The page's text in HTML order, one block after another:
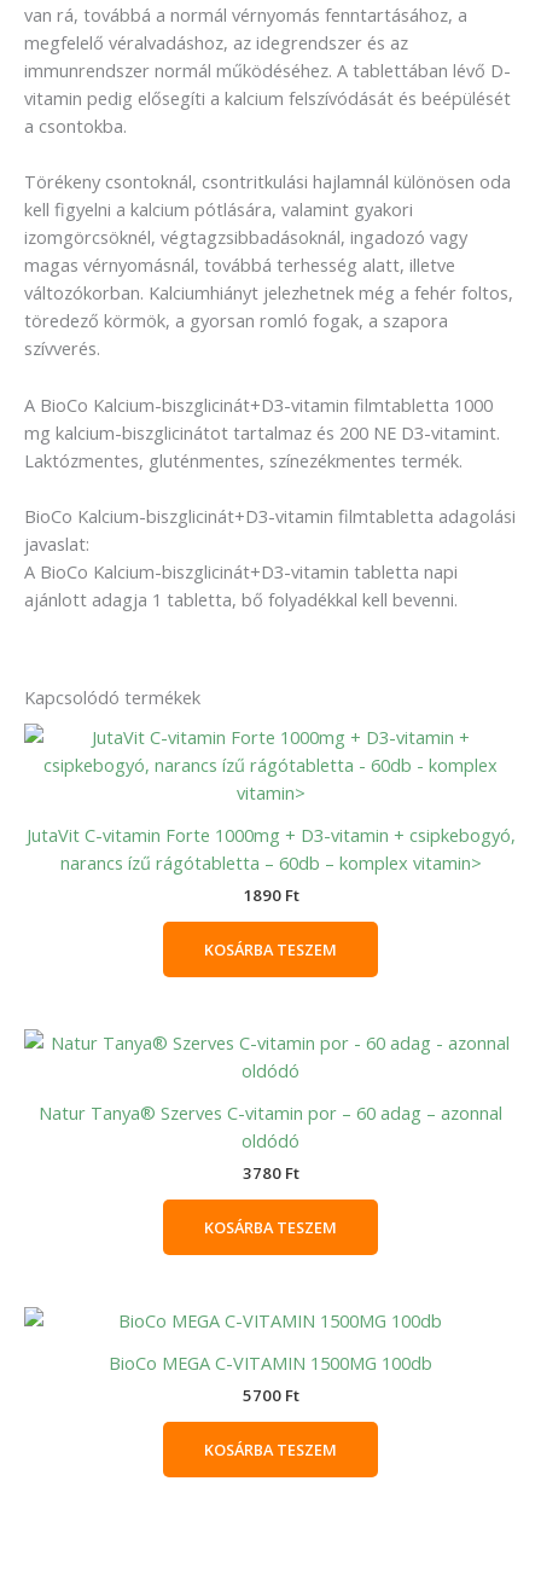
van rá, továbbá a normál vérnyomás fenntartásához, a
megfelelő véralvadáshoz, az idegrendszer és az
immunrendszer normál működéséhez. A tablettában lévő D-
vitamin pedig elősegíti a kalcium felszívódását és beépülését
a csontokba.
Törékeny csontoknál, csontritkulási hajlamnál különösen oda
kell figyelni a kalcium pótlására, valamint gyakori
izomgörcsöknél, végtagzsibbadásoknál, ingadozó vagy
magas vérnyomásnál, továbbá terhesség alatt, illetve
változókorban. Kalciumhiányt jelezhetnek még a fehér foltos,
töredező körmök, a gyorsan romló fogak, a szapora
szívverés.
A BioCo Kalcium-biszglicinát+D3-vitamin filmtabletta 1000
mg kalcium-biszglicinátot tartalmaz és 200 NE D3-vitamint.
Laktózmentes, gluténmentes, színezékmentes termék.
BioCo Kalcium-biszglicinát+D3-vitamin filmtabletta adagolási
javaslat:
A BioCo Kalcium-biszglicinát+D3-vitamin tabletta napi
ajánlott adagja 1 tabletta, bő folyadékkal kell bevenni.
Kapcsolódó termékek
JutaVit C-vitamin Forte 1000mg + D3-vitamin + csipkebogyó,
narancs ízű rágótabletta – 60db – komplex vitamin>
1890 Ft
KOSÁRBA TESZEM
Natur Tanya® Szerves C-vitamin por – 60 adag – azonnal
oldódó
3780 Ft
KOSÁRBA TESZEM
BioCo MEGA C-VITAMIN 1500MG 100db
5700 Ft
KOSÁRBA TESZEM